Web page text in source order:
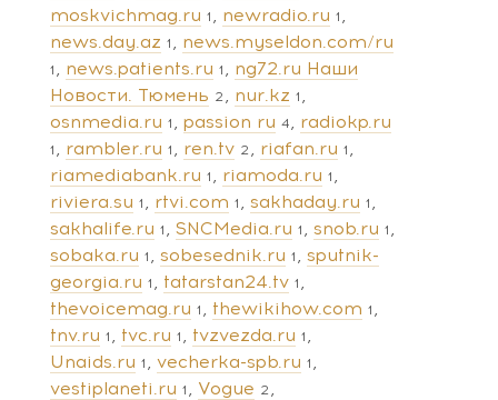
moskvichmag.ru 1 newradio.ru 1
news.day.az 1 news.myseldon.com/ru
1 news.patients.ru 1
ng72.ru Наши
Новости. Тюмень 2 nur.kz 1
osnmedia.ru 1 passion ru 4 radiokp.ru
1 rambler.ru 1 ren.tv 2 riafan.ru 1
riamediabank.ru 1 riamoda.ru 1
riviera.su 1 rtvi.com 1 sakhaday.ru 1
sakhalife.ru 1 SNCMedia.ru 1 snob.ru 1
sobaka.ru 1 sobesednik.ru 1
sputnik-
georgia.ru 1 tatarstan24.tv 1
thevoicemag.ru 1 thewikihow.com 1
tnv.ru 1 tvc.ru 1 tvzvezda.ru 1
Unaids.ru 1 vecherka-spb.ru 1
vestiplaneti.ru 1 Vogue 2